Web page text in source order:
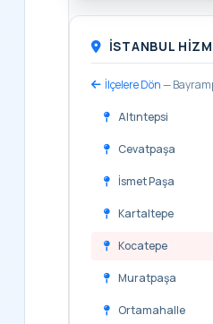
İSTANBUL
İlçelere Dön—
Altıntepsi
Cevatpaşa
İsmet Paşa
Kartaltepe
Kocatepe
Muratpaşa
Ortamahalle